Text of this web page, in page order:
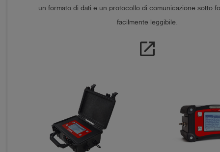
un formato di dati e un protocollo di comunicazione sotto
facilmente leggibile.
open_in_new